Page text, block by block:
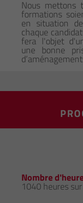
Nous
formations
en situation
chaque
fera l'objet
une bonne
Nombre
1040 heures